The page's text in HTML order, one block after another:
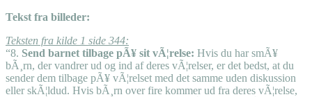
Tekst fra billeder:
Teksten fra kilde 1 side 344:
“8. Send barnet tilbage pÃ¥ sit vÃ¦relse: Hvis du har smÃ¥
bÃ¸rn, der vandrer ud og ind af deres vÃ¦relser, er det bedst, at du
sender dem tilbage pÃ¥ vÃ¦relset med det samme uden diskussion
eller skÃ¦ldud. Hvis bÃ¸rn over fire kommer ud fra deres vÃ¦relse,